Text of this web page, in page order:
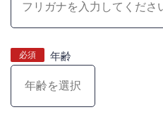
必須 年齢